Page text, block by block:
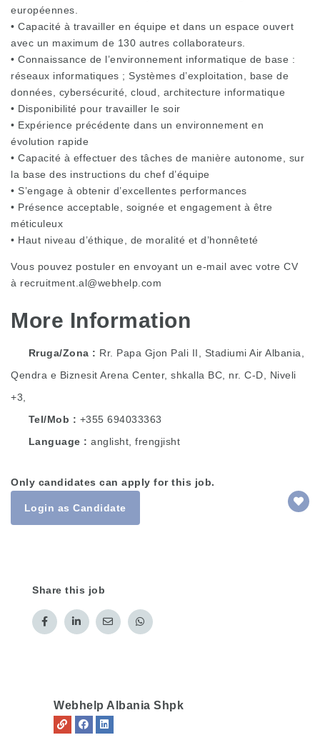
européennes.
• Capacité à travailler en équipe et dans un espace ouvert
avec un maximum de 130 autres collaborateurs.
• Connaissance de l’environnement informatique de base :
réseaux informatiques ; Systèmes d’exploitation, base de
données, cybersécurité, cloud, architecture informatique
• Disponibilité pour travailler le soir
• Expérience précédente dans un environnement en
évolution rapide
• Capacité à effectuer des tâches de manière autonome, sur
la base des instructions du chef d’équipe
• S’engage à obtenir d’excellentes performances
• Présence acceptable, soignée et engagement à être
méticuleux
• Haut niveau d’éthique, de moralité et d’honnêteté
Vous pouvez postuler en envoyant un e-mail avec votre CV
à recruitment.al@webhelp.com
More Information
Rruga/Zona
Rr. Papa Gjon Pali II, Stadiumi Air Albania,
Qendra e Biznesit Arena Center, shkalla BC, nr. C-D, Niveli
+3,
Tel/Mob
+355 694033363
Language
anglisht, frengjisht
Only candidates can apply for this job.
Login as Candidate
Share this job
Webhelp Albania Shpk